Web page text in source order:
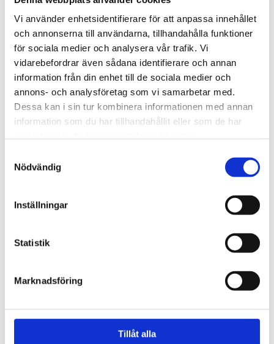
Vi använder enhetsidentifierare för att anpassa innehållet
och annonserna till användarna, tillhandahålla funktioner
för sociala medier och analysera vår trafik. Vi
vidarebefordrar även sådana identifierare och annan
information från din enhet till de sociala medier och
annons- och analysföretag som vi samarbetar med.
Dessa kan i sin tur kombinera informationen med annan
information som du har tillhandahållit eller som de har
Nödvändig
Inställningar
Statistik
Marknadsföring
Tillåt alla
BILLIG MÅNADSKOSTNAD
OCH INSTALLATION
Idag är mobilt bredband ett bra alternativ till en
fast uppkoppling via fiber eller koppartråd,
Många använder endast mobilt bredband.
Man slipper dessutom krångliga och fasta
installationer. Med våran utomhusenhet.
Driftsäker stabil funktionoch du får: NÖJD
för dig som flyttar ofta, vill ta med bredbandet till
sommarstugan, eller till campingen, och hela
surfa, spela spel och streama TV och film. Välj
bara den hårdvara och datamängd som passar dig
Nu med helt obegränsad surf/mobildata utan
begränsningar som Fiber.
täckning finns i Sverige.